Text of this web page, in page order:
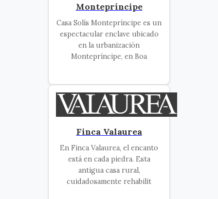
Montepríncipe
Casa Solís Montepríncipe es un
espectacular enclave ubicado
en la urbanización
Montepríncipe, en Boa
Finca Valaurea
En Finca Valaurea, el encanto
está en cada piedra. Esta
antigua casa rural,
cuidadosamente rehabilit